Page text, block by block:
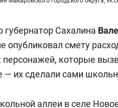
губернатор Сахалина
опубликовал смету
персонажей, которые
— их сделали сами
аллеи в селе